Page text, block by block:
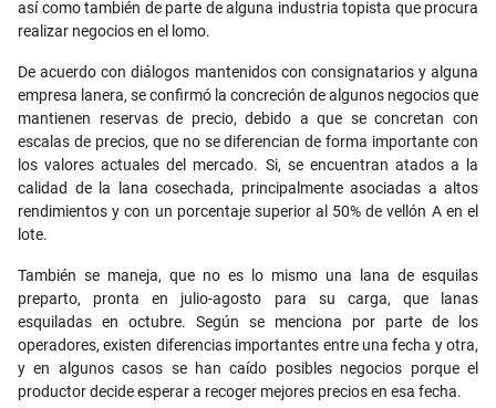
así como también de parte de alguna industria topista que procura
realizar negocios en el lomo.
De acuerdo con diálogos mantenidos con consignatarios y alguna
empresa lanera, se confirmó la concreción de algunos negocios que
mantienen reservas de precio, debido a que se concretan con
escalas de precios, que no se diferencian de forma importante con
los valores actuales del mercado. Si, se encuentran atados a la
calidad de la lana cosechada, principalmente asociadas a altos
rendimientos y con un porcentaje superior al 50% de vellón A en el
lote.
También se maneja, que no es lo mismo una lana de esquilas
preparto, pronta en julio-agosto para su carga, que lanas
esquiladas en octubre. Según se menciona por parte de los
operadores, existen diferencias importantes entre una fecha y otra,
y en algunos casos se han caído posibles negocios porque el
productor decide esperar a recoger mejores precios en esa fecha.